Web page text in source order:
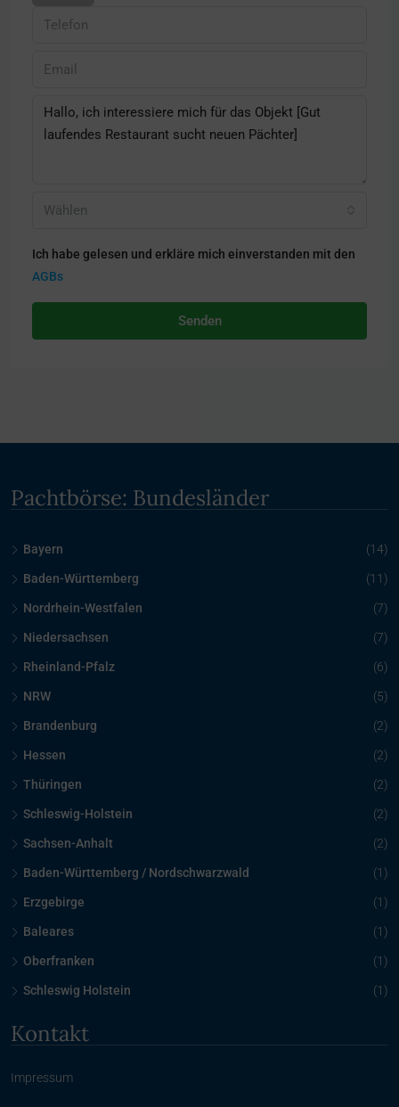
Wählen
Ich habe gelesen und erkläre mich einverstanden mit den
AGBs
Senden
Pachtbörse: Bundesländer
Bayern (14)
Baden-Württemberg (11)
Nordrhein-Westfalen (7)
Niedersachsen (7)
Rheinland-Pfalz (6)
NRW (5)
Brandenburg (2)
Hessen (2)
Thüringen (2)
Schleswig-Holstein (2)
Sachsen-Anhalt (2)
Baden-Württemberg / Nordschwarzwald (1)
Erzgebirge (1)
Baleares (1)
Oberfranken (1)
Schleswig Holstein (1)
Kontakt
Impressum